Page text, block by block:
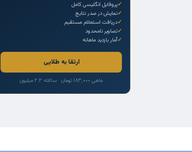
پروفایل انگلیسی کامل
نمایش در صدر نتایج
دریافت استعلام مستقیم
تصاویر نامحدود
آمار بازدید ماهانه
ارتقا به طلایی
ماهی ۱۸۳,۰۰۰ تومان · سالانه ۲.۲ میلیون